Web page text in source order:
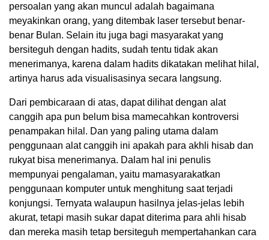
persoalan yang akan muncul adalah bagaimana
meyakinkan orang, yang ditembak laser tersebut benar-
benar Bulan. Selain itu juga bagi masyarakat yang
bersiteguh dengan hadits, sudah tentu tidak akan
menerimanya, karena dalam hadits dikatakan melihat hilal,
artinya harus ada visualisasinya secara langsung.
Dari pembicaraan di atas, dapat dilihat dengan alat
canggih apa pun belum bisa mamecahkan kontroversi
penampakan hilal. Dan yang paling utama dalam
penggunaan alat canggih ini apakah para akhli hisab dan
rukyat bisa menerimanya. Dalam hal ini penulis
mempunyai pengalaman, yaitu mamasyarakatkan
penggunaan komputer untuk menghitung saat terjadi
konjungsi. Ternyata walaupun hasilnya jelas-jelas lebih
akurat, tetapi masih sukar dapat diterima para ahli hisab
dan mereka masih tetap bersiteguh mempertahankan cara